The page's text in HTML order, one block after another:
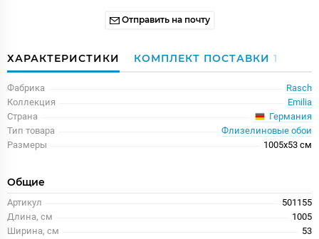
Отправить на почту
ХАРАКТЕРИСТИКИ КОМПЛЕКТ ПОСТАВКИ 1
Фабрика
Rasch
Коллекция
Emilia
Страна
Германия
Тип товара
Флизелиновые обои
Размеры
1005x53 см
Общие
Артикул
501155
Длина, см
1005
Ширина, см
53